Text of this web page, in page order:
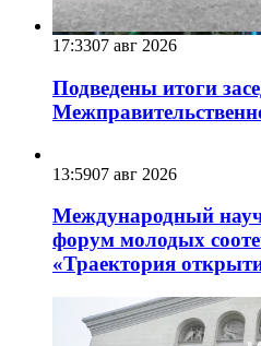
17:3307 авг 2026
Подведены итоги
13:5907 авг 2026
Международный
форум молодых
«Траектория